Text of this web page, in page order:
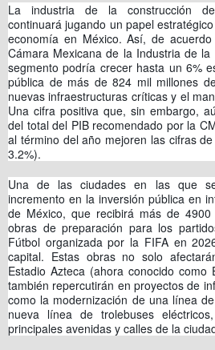
La industria de la construcción
continuará jugando un papel
economía en México. Así, de
Cámara Mexicana de la Industria de
segmento podría crecer hasta un 6%
pública de más de 824 mil millones
nuevas infraestructuras críticas y el
Una cifra positiva que, sin embargo,
del total del PIB recomendado por la
al término del año mejoren las cifras
3.2%).
Una de las ciudades en las que
incremento en la inversión pública en
de México, que recibirá más de
obras de preparación para los
Fútbol organizada por la FIFA en
capital. Estas obras no solo
Estadio Azteca (ahora conocido como
también repercutirán en proyectos de
como la modernización de una línea
nueva línea de trolebuses
principales avenidas y calles de la